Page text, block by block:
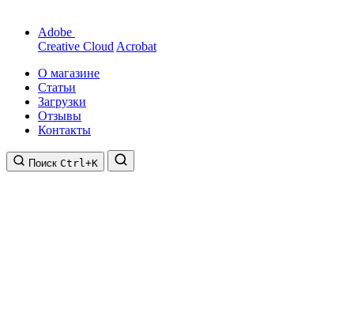
Adobe
Creative Cloud Acrobat
О магазине
Статьи
Загрузки
Отзывы
Контакты
Поиск Ctrl+K